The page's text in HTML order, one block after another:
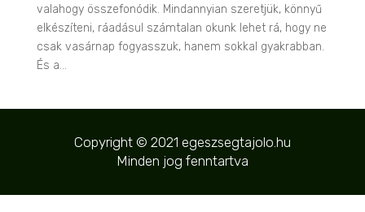
valahogy összefonódik. Mindannyian szeretjük, könnyű
elkészíteni, ráadásul számtalan okunk lehet rá, hogy ne
csak vasárnap fogyasszuk, hanem sokkal gyakrabban.
És a...
Copyright © 2021 egeszsegtajolo.hu
Minden jog fenntartva